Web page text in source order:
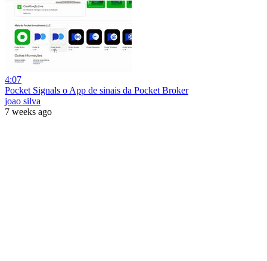
4:07
Pocket Signals o App de sinais da Pocket Broker
joao silva
7 weeks ago